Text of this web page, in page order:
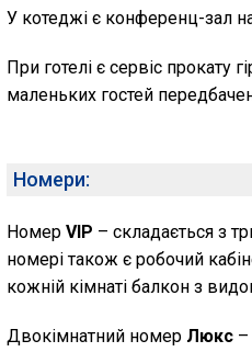
У котеджі є конференц-зал
При готелі є сервіс прокату
маленьких гостей
Номери:
Номер VIP – складається з
номері також є робочий
кожній кімнаті балкон з
Двокімнатний номер Люкс –